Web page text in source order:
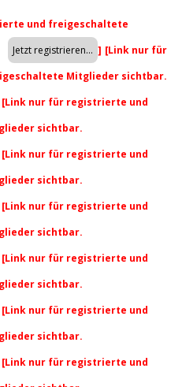
und freigeschaltete
] [Link nur für
Mitglieder sichtbar.
[Link nur für registrierte und
sichtbar.
[Link nur für registrierte und
sichtbar.
[Link nur für registrierte und
sichtbar.
[Link nur für registrierte und
sichtbar.
[Link nur für registrierte und
sichtbar.
[Link nur für registrierte und